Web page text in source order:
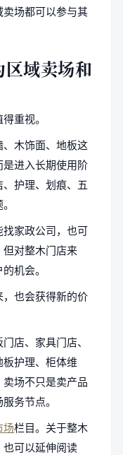
场都可以参与其
域卖场和
重视。
木饰面、地板这
进入长期使用阶
护理、划痕、五
家政公司，也可
对整木门店来
机会。
也会获得新的价
店、家具门店、
护理、柜体维
场不只是卖产品
务节点。
场栏目。关于整木
可以延伸阅读